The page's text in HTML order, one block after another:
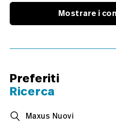
Mostrare i
Preferiti
Ricerca
Maxus Nuovi